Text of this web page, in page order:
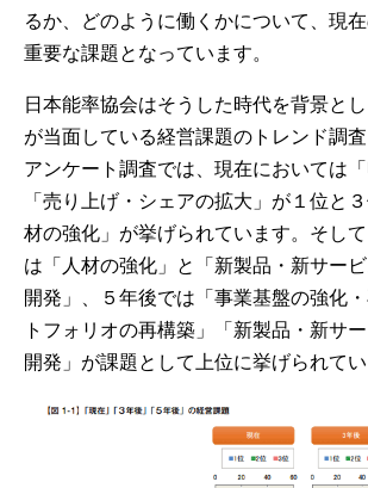
るか、どのように働くかについて、現
重要な課題となっています。
日本能率協会はそうした時代を背景と
が当面している経営課題のトレンド調査
アンケート調査では、現在においては
「売り上げ・シェアの拡大」が１位と
材の強化」が挙げられています。そし
は「人材の強化」と「新製品・新サー
開発」、５年後では「事業基盤の強化
トフォリオの再構築」「新製品・新サ
開発」が課題として上位に挙げられてい